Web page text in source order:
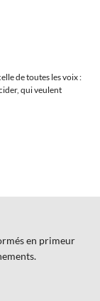
de toutes les voix :
qui veulent
en primeur